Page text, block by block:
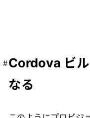
Cordova ビ
なる